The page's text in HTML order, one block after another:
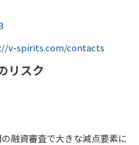
v-spirits.com/contacts
リスク
融資審査で大きな減点要素に